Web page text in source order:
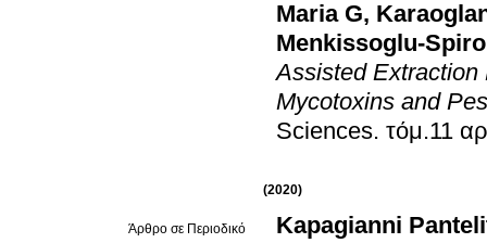
Maria G,
Menkissoglu-
Assisted Extraction
Mycotoxins and
Sciences.
(2020)
Άρθρο σε Περιοδικό
Kapagianni